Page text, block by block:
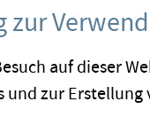
auf dieser
und zur